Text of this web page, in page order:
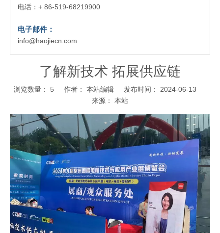
电话：+ 86-519-68219900
电子邮件：
info@haojiecn.com
了解新技术 拓展供应链
浏览数量： 5 作者： 本站编辑 发布时间： 2024-06-13
来源： 本站
["wechat","weibo","qzone","douban","email"]